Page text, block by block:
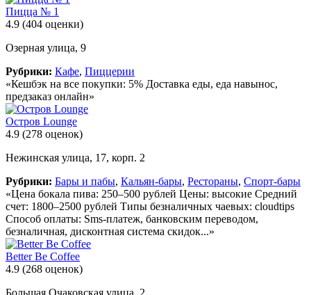
Пицца № 1
4.9 (404 оценки)
Озерная улица, 9
Рубрики: Кафе, Пиццерии
«Кешбэк на все покупки: 5% Доставка еды, еда навынос,
предзаказ онлайн»
Остров Lounge
4.9 (278 оценок)
Нежинская улица, 17, корп. 2
Рубрики: Бары и пабы, Кальян-бары, Рестораны, Спорт-бары
«Цена бокала пива: 250–500 рублей Цены: высокие Средний
счет: 1800–2500 рублей Типы безналичных чаевых: cloudtips
Способ оплаты: Sms-платеж, банковским переводом,
безналичная, дисконтная система скидок...»
Better Be Coffee
4.9 (268 оценок)
Большая Очаковская улица, 2